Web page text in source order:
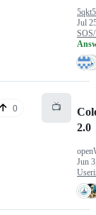
Jul
0 📺
2.0
Jun